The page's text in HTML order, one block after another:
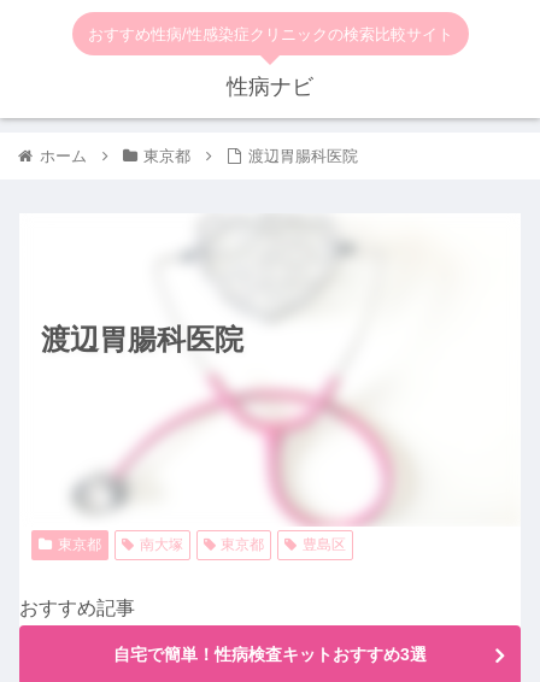
おすすめ性病/性感染症クリニックの検索比較サイト
性病ナビ
ホーム 東京都 渡辺胃腸科医院
渡辺胃腸科医院
東京都 南大塚 東京都 豊島区
おすすめ記事
自宅で簡単！性病検査キットおすすめ3選